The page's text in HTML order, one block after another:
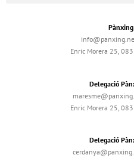
Enric Morera 25,
Delegació
Enric Morera 25,
Delegació